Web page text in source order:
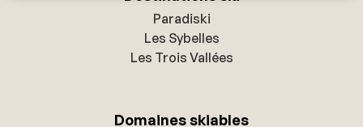
Paradiski
Les Sybelles
Les Trois Vallées
Domaines skiables